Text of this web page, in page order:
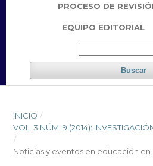
PROCESO DE
EQUIPO EDITORIAL
Buscar
INICIO /
VOL. 3 NÚM. 9 (2014):
/
Noticias y eventos en educación en